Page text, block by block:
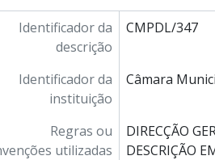
Identificador da
descrição
CMPDL/347
Identificador da
instituição
Câmara
Regras ou
utilizadas
DIRECÇÃO
DESCRIÇÃO